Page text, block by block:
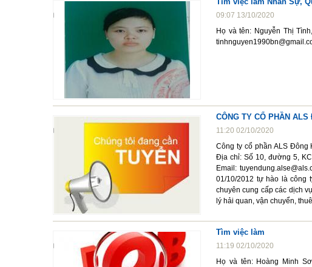
09:07 13/10/2020
Họ và tên: Nguyễn Thị
CÔNG TY CỔ PHẦN
11:20 02/10/2020
Công ty cổ phần ALS Đông
Địa chỉ: Số 10, đường 5,
Email:
01/10/2012 tự hào là công
chuyên cung cấp các dịch
lý hải quan, vận chuyển,
Tìm việc làm
11:19 02/10/2020
Họ và tên: Hoàng Minh